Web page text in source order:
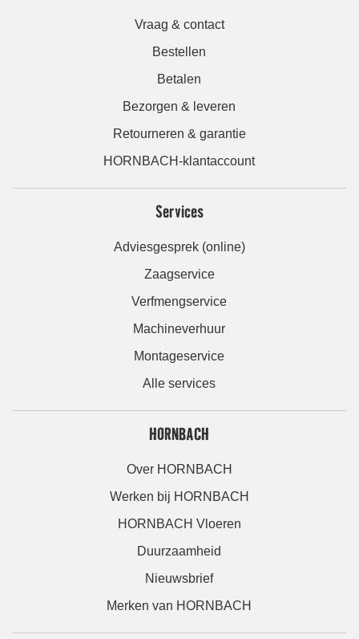
Vraag & contact
Bestellen
Betalen
Bezorgen & leveren
Retourneren & garantie
HORNBACH-klantaccount
Services
Adviesgesprek (online)
Zaagservice
Verfmengservice
Machineverhuur
Montageservice
Alle services
HORNBACH
Over HORNBACH
Werken bij HORNBACH
HORNBACH Vloeren
Duurzaamheid
Nieuwsbrief
Merken van HORNBACH